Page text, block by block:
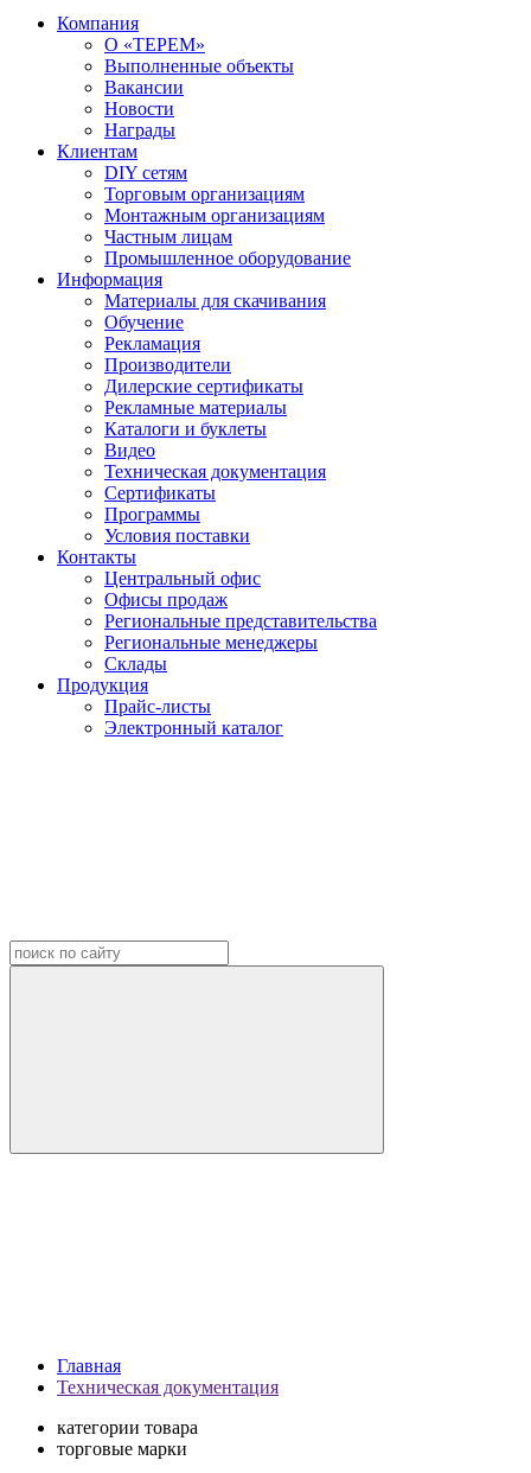
Компания
О «ТЕРЕМ»
Выполненные объекты
Вакансии
Новости
Награды
Клиентам
DIY сетям
Торговым организациям
Монтажным организациям
Частным лицам
Промышленное оборудование
Информация
Материалы для скачивания
Обучение
Рекламация
Производители
Дилерские сертификаты
Рекламные материалы
Каталоги и буклеты
Видео
Техническая документация
Сертификаты
Программы
Условия поставки
Контакты
Центральный офис
Офисы продаж
Региональные представительства
Региональные менеджеры
Склады
Продукция
Прайс-листы
Электронный каталог
Главная
Техническая документация
категории товара
торговые марки